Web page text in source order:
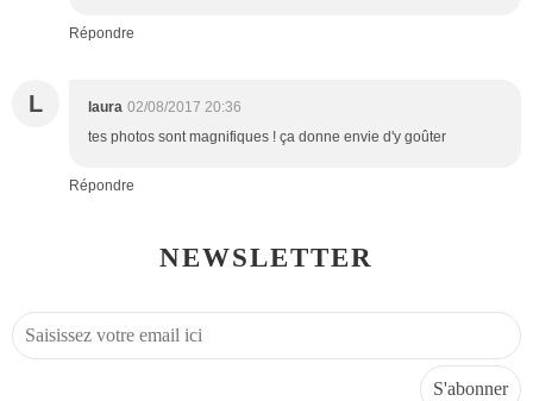
Répondre
L laura 02/08/2017 20:36
tes photos sont magnifiques ! ça donne envie d'y goûter
Répondre
NEWSLETTER